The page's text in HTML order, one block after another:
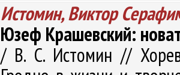
Истомин, Виктор
Юзеф Крашевский:
/ В. С. Истомин //